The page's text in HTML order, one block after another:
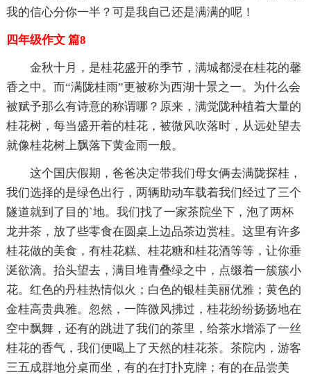
我的信心分你一半？可是我自己还是满满的呢！
四年级作文 篇8
金秋十月，是桂花盛开的季节，满城都浸在桂花的馨
香之中。而“满陇桂雨”更被称为西湖十景之一。为什么会
被赋予那么有诗意的称谓哪？原来，满觉陇种植着大量的
桂花树，每当盛开着的桂花，被微风吹落时，从远处望去
就像桂花树上飘落下黄金雨一般。
这个国庆假期，爸爸决定带我们母女俩去满陇探桂，
我们选择的是绿色出行，两辆助动车载着我们经过了三个
隧道就到了目的`地。我们找了一家茶院坐下，泡了两杯
龙井茶，放了些零食在圆桌上边品茶边赏桂。这里有许多
桂花做的美食，有桂花糕、桂花糖和桂花酒等等，让你垂
涎欲滴。抬头望去，满目堆青叠绿之中，点缀着一簇簇小
花。红色的丹桂热情似火；白色的银桂美丽优雅；黄色的
金桂高贵典雅。忽然，一阵微风拂过，桂花纷纷扬扬地在
空中飘舞，还有的跳进了我们的茶里，给茶水增添了一丝
桂花的香气，我们便喝上了天然的桂花茶。茶院内，游客
三五成群地分桌而坐，有的在打扑克牌；有的在品尝美